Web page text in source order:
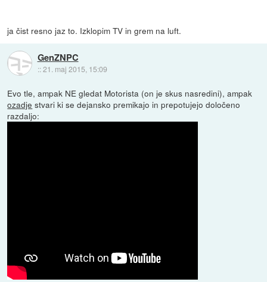
ja čist resno jaz to. Izklopim TV in grem na luft.
GenZNPC
::21. maj 2015, 15:09
Evo tle, ampak NE gledat Motorista (on je skus nasredini), ampak
ozadje stvari ki se dejansko premikajo in prepotujejo določeno
razdaljo: